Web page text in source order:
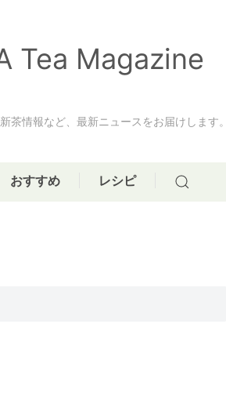
Tea Magazine
茶情報など、最新ニュースをお届けします。
おすすめ レシピ